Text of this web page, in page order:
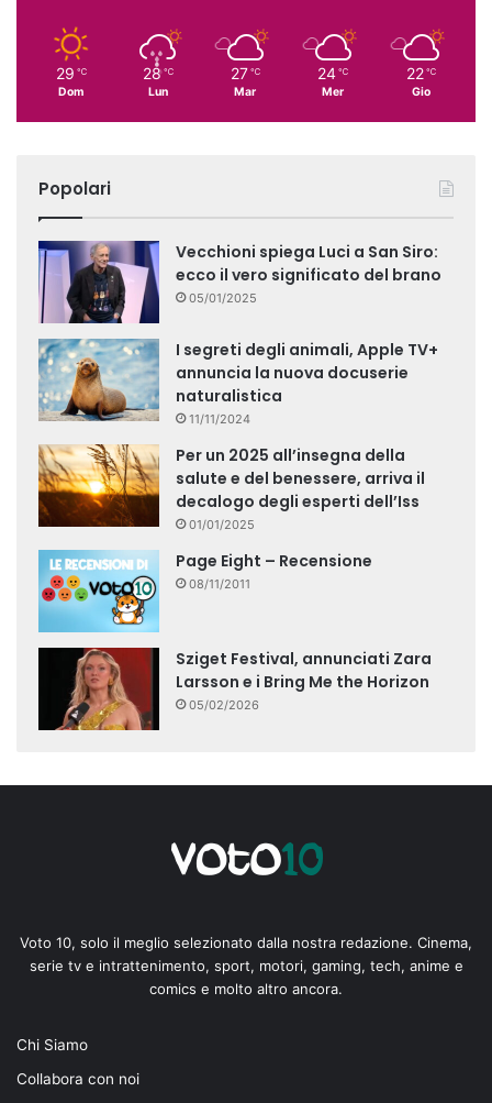
29 ℃
Dom
28 ℃
Lun
27 ℃
Mar
24 ℃
Mer
22 ℃
Gio
Popolari
Vecchioni spiega Luci a San Siro:
ecco il vero significato del brano
05/01/2025
I segreti degli animali, Apple TV+
annuncia la nuova docuserie
naturalistica
11/11/2024
Per un 2025 all’insegna della
salute e del benessere, arriva il
decalogo degli esperti dell’Iss
01/01/2025
Page Eight – Recensione
08/11/2011
Sziget Festival, annunciati Zara
Larsson e i Bring Me the Horizon
05/02/2026
Voto 10, solo il meglio selezionato dalla nostra redazione. Cinema,
serie tv e intrattenimento, sport, motori, gaming, tech, anime e
comics e molto altro ancora.
Chi Siamo
Collabora con noi